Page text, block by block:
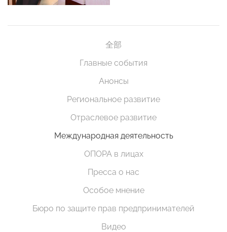
全部
Главные события
Анонсы
Региональное развитие
Отраслевое развитие
Международная деятельность
ОПОРА в лицах
Пресса о нас
Особое мнение
Бюро по защите прав предпринимателей
Видео